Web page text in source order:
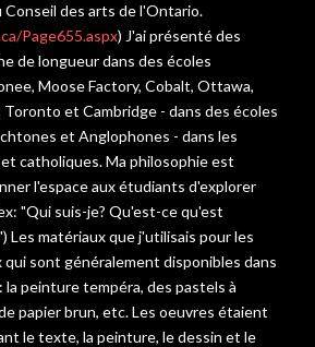
des arts de l'Ontario.
Page655.aspx) J'ai présenté des
de longueur dans des écoles
Moose Factory, Cobalt, Ottawa,
et Cambridge - dans des écoles
et Anglophones - dans les
catholiques. Ma philosophie est
l'espace aux étudiants d'explorer
"Qui suis-je? Qu'est-ce qu'est
Les matériaux que j'utilisais pour les
sont généralement disponibles dans
la peinture tempéra, des pastels à
papier brun, etc. Les oeuvres étaient
le texte, la peinture, le dessin et le